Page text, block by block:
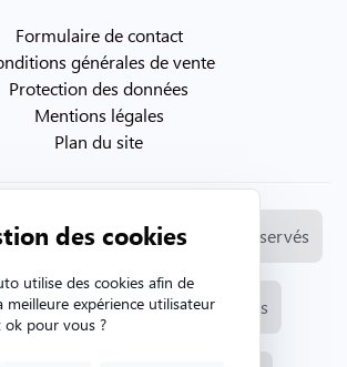
Formulaire de contact
générales de vente
Protection des données
Mentions légales
Plan du site
Topsellerieauto Tous droits réservés
et vente de selleries automobiles
des cookies
utilise des cookies afin de
expérience utilisateur
ok pour vous ?